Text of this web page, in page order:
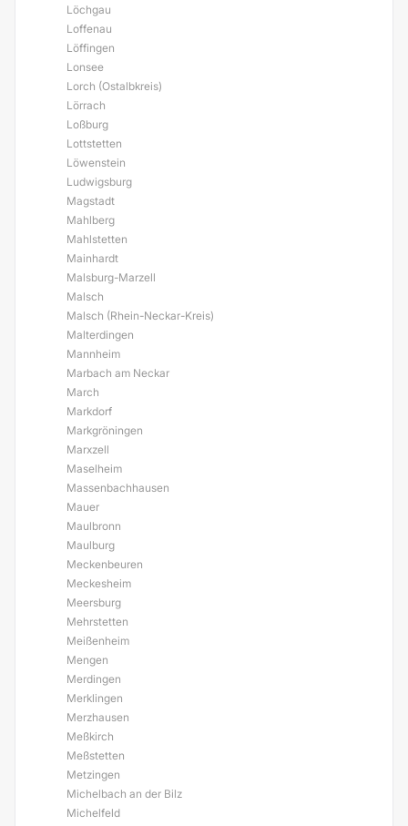
Löchgau
Loffenau
Löffingen
Lonsee
Lorch (Ostalbkreis)
Lörrach
Loßburg
Lottstetten
Löwenstein
Ludwigsburg
Magstadt
Mahlberg
Mahlstetten
Mainhardt
Malsburg-Marzell
Malsch
Malsch (Rhein-Neckar-Kreis)
Malterdingen
Mannheim
Marbach am Neckar
March
Markdorf
Markgröningen
Marxzell
Maselheim
Massenbachhausen
Mauer
Maulbronn
Maulburg
Meckenbeuren
Meckesheim
Meersburg
Mehrstetten
Meißenheim
Mengen
Merdingen
Merklingen
Merzhausen
Meßkirch
Meßstetten
Metzingen
Michelbach an der Bilz
Michelfeld